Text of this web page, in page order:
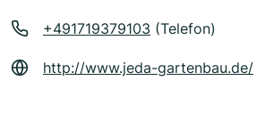
+491719379103 (Telefon)
http://www.jeda-gartenbau.de/